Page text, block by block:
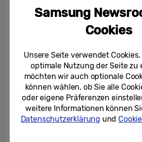
Premiere 7 und 9 vor: Sie
fortschrittliche
aussergewöhnliche 4K-
immersiven Sound auf
Zoll. Sie verfügen über KI-
Technologien wie Upscaling,
4K-Qualität hochrechnet, und
Booster, das Helligkeit und
Samsung
Cookies
Unsere Seite verwendet
optimale Nutzung der Seite zu
möchten wir auch optionale
können wählen, ob Sie alle
oder eigene Präferenzen
weitere Informationen können
Datenschutzerklärung und